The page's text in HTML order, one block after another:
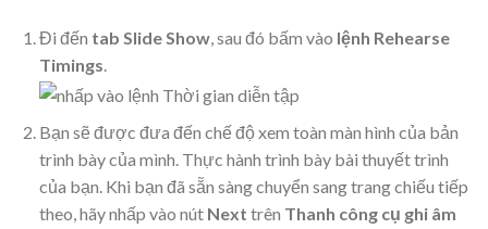
Đi đến tab Slide Show, sau đó bấm vào lệnh Rehearse
Timings.
Bạn sẽ được đưa đến chế độ xem toàn màn hình của bản
trình bày của mình. Thực hành trình bày bài thuyết trình
của bạn. Khi bạn đã sẵn sàng chuyển sang trang chiếu tiếp
theo, hãy nhấp vào nút Next trên Thanh công cụ ghi âm